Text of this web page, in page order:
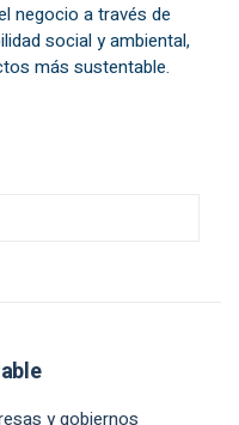
negocio a través de
social y ambiental,
más sustentable.
y gobiernos